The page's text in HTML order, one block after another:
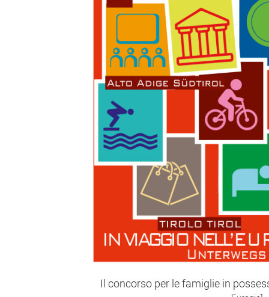
Il concorso per le famiglie in